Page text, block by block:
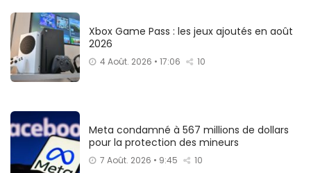
Xbox Game Pass : les jeux ajoutés en août
2026
4 Août. 2026 • 17:06 10
Meta condamné à 567 millions de dollars
pour la protection des mineurs
7 Août. 2026 • 9:45 10